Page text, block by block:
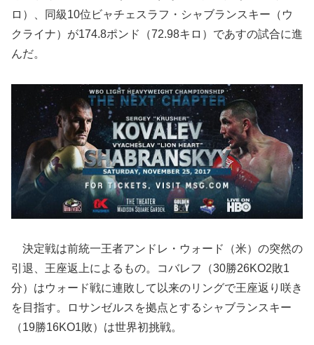
ロ）、同級10位ビャチェスラフ・シャブランスキー（ウ
クライナ）が174.8ポンド（72.98キロ）であすの試合に進
んだ。
決定戦は前統一王者アンドレ・ウォード（米）の突然の
引退、王座返上によるもの。コバレフ（30勝26KO2敗1
分）はウォード戦に連敗して以来のリングで王座返り咲き
を目指す。ロサンゼルスを拠点とするシャブランスキー
（19勝16KO1敗）は世界初挑戦。